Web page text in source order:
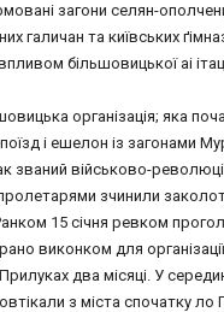
загони селян-
галичан та київських
більшовицької аі
організація; яка
і ешелон із загонами
званий військово-
зчинили заколот
15 січня ревком
виконком для
два місяці. У
з міста спочатку